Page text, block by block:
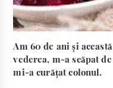
Am 60 de ani și
vederea, m-a scăpat
mi-a curățat colonul.